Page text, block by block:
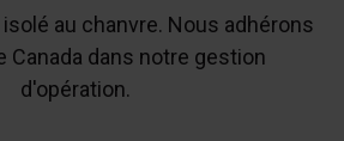
au chanvre. Nous adhérons
Canada dans notre gestion
d'opération.